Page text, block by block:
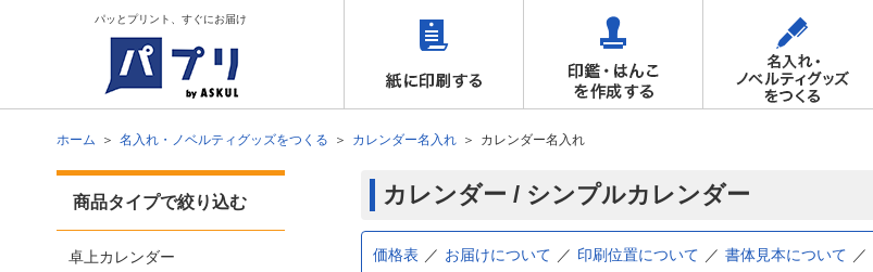
パッとプリント、すぐにお届け
ホーム 名入れ・ノベルティグッズをつくる カレンダー名入れ カレンダー名入れ
カレンダー / シンプルカレンダー
価格表 お届けについて 印刷位置について 書体見本について
商品タイプで絞り込む
卓上カレンダー